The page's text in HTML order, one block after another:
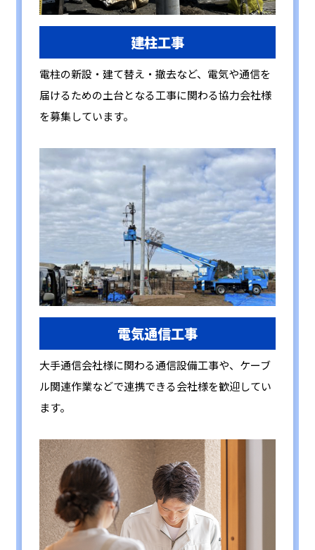
建柱工事
電柱の新設・建て替え・撤去など、電気や通信を
届けるための土台となる工事に関わる協力会社様
を募集しています。
電気通信工事
大手通信会社様に関わる通信設備工事や、ケーブ
ル関連作業などで連携できる会社様を歓迎してい
ます。